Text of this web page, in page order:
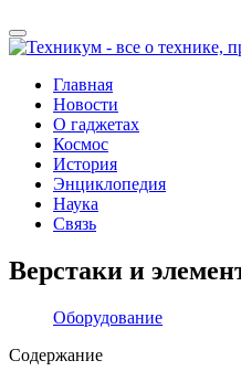
Главная
Новости
О гаджетах
Космос
История
Энциклопедия
Наука
Связь
Верстаки и
Оборудование
Содержание